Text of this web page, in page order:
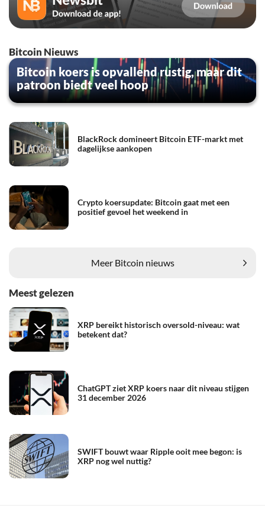
Bitcoin Nieuws
Bitcoin koers is opvallend rustig, maar dit
patroon biedt veel hoop
BlackRock domineert Bitcoin ETF-markt met
dagelijkse aankopen
Crypto koersupdate: Bitcoin gaat met een
positief gevoel het weekend in
Meer Bitcoin nieuws
Meest gelezen
XRP bereikt historisch oversold-niveau: wat
betekent dat?
ChatGPT ziet XRP koers naar dit niveau stijgen
31 december 2026
SWIFT bouwt waar Ripple ooit mee begon: is
XRP nog wel nuttig?